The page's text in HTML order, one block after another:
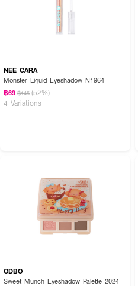
NEE CARA
Monster Liquid Eyeshadow N1964
฿69 ฿145 (52%)
4 Variations
ODBO
Sweet Munch Eyeshadow Palette 2024